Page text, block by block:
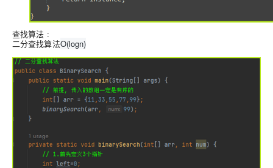
查找算法 :
二分查找算法O(logn)